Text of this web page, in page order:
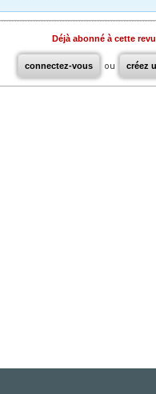
Déjà abonné à cette
connectez-vous ou créez